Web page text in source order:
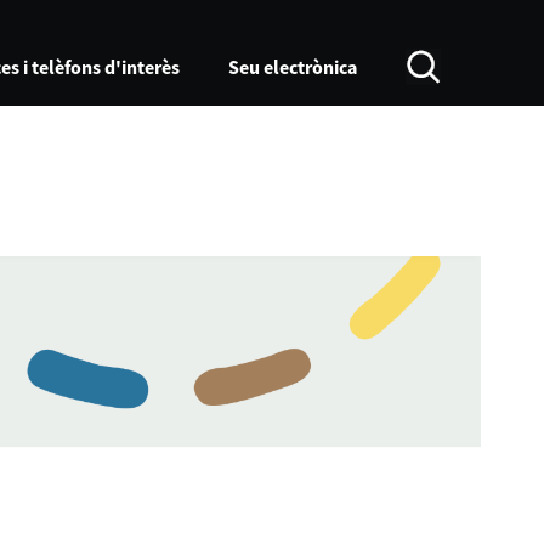
i telèfons d'interès Seu electrònica